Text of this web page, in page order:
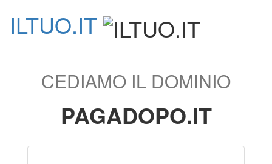
ILTUO.IT
CEDIAMO IL DOMINIO
PAGADOPO.IT